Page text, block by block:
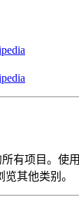
有项目。使用
其他类别。